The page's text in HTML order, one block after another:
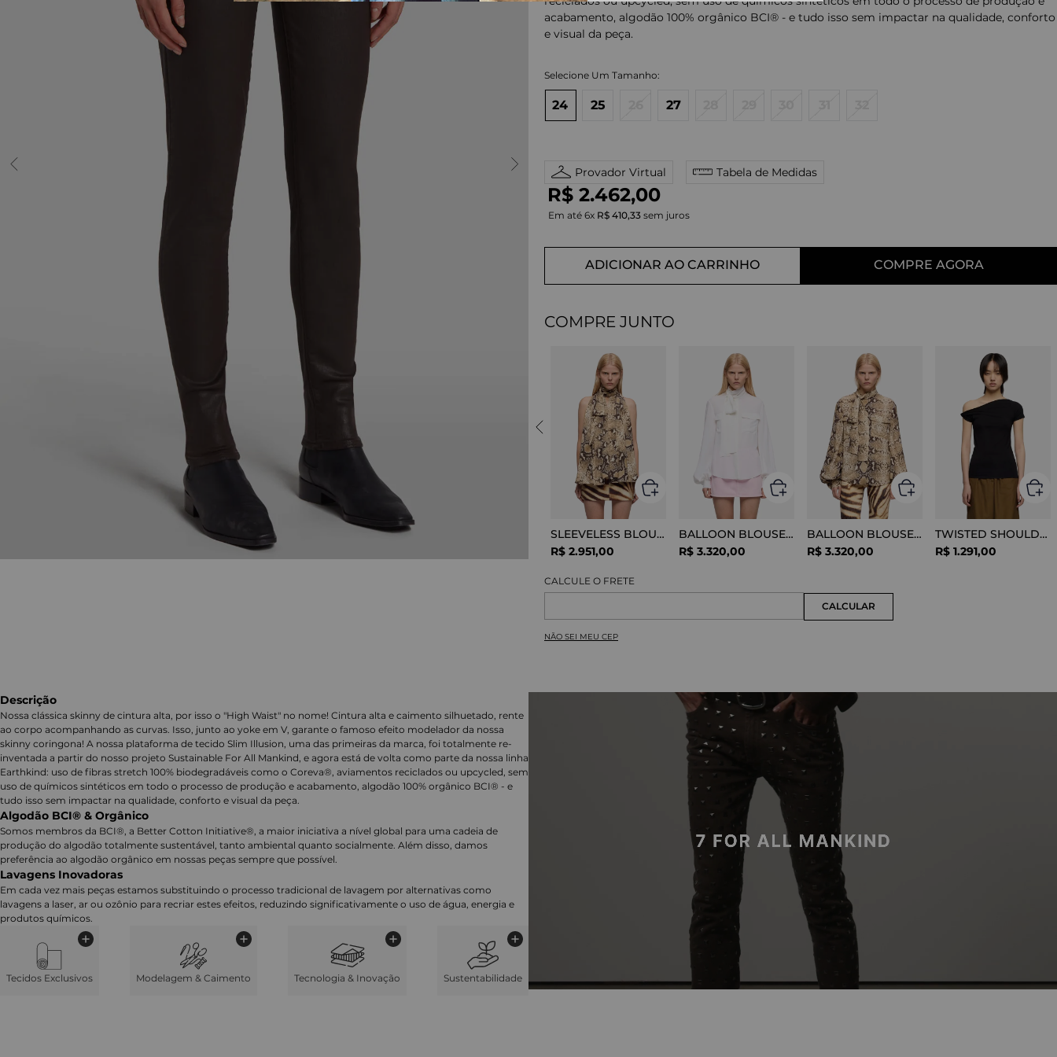
10º tess
acabamento, algodão 100% orgânico BCI® - e tudo isso sem impactar na qualidade, conforto
e visual da peça.
24 25 27
Provador Virtual Tabela de Medidas
R$ 2.462,00
Em até 6x R$ 410,33 sem juros
ADICIONAR AO CARRINHO COMPRE AGORA
COMPRE JUNTO
SLEEVELESS BLOUSE VISCOSE SNAKE
R$ 2.951,00
BALLOON BLOUSE SILK OPTICAL WHITE
R$ 3.320,00
BALLOON BLOUSE VISCOSE SNAKE
R$ 3.320,00
TWISTED SHOULDER TEE LYOCELL BLACK
R$ 1.291,00
NÃO SEI MEU CEP
Descrição
Nossa clássica skinny de cintura alta, por isso o "High Waist" no nome! Cintura alta e caimento silhuetado, rente
ao corpo acompanhando as curvas. Isso, junto ao yoke em V, garante o famoso efeito modelador da nossa
skinny coringona! A nossa plataforma de tecido Slim Illusion, uma das primeiras da marca, foi totalmente re-
inventada a partir do nosso projeto Sustainable For All Mankind, e agora está de volta como parte da nossa linha
Earthkind: uso de fibras stretch 100% biodegradáveis como o Coreva®, aviamentos reciclados ou upcycled, sem
uso de químicos sintéticos em todo o processo de produção e acabamento, algodão 100% orgânico BCI® - e
tudo isso sem impactar na qualidade, conforto e visual da peça.
Algodão BCI® & Orgânico
Somos membros da BCI®, a Better Cotton Initiative®, a maior iniciativa a nível global para uma cadeia de
produção do algodão totalmente sustentável, tanto ambiental quanto socialmente. Além disso, damos
preferência ao algodão orgânico em nossas peças sempre que possível.
Lavagens Inovadoras
Em cada vez mais peças estamos substituindo o processo tradicional de lavagem por alternativas como
lavagens a laser, ar ou ozônio para recriar estes efeitos, reduzindo significativamente o uso de água, energia e
produtos químicos.
Tecidos Exclusivos Modelagem & Caimento Tecnologia & Inovação Sustentabilidade